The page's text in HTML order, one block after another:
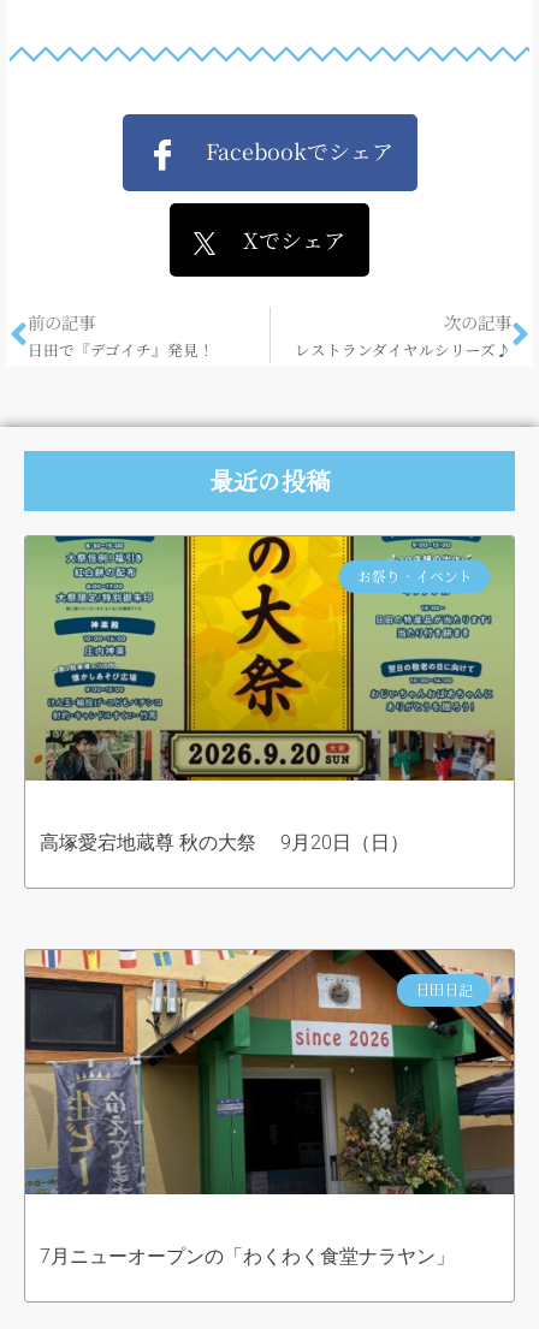
Facebookでシェア
Xでシェア
前の記事
日田で『デゴイチ』発見！
次の記事
レストランダイヤルシリーズ♪
最近の投稿
お祭り・イベント
高塚愛宕地蔵尊 秋の大祭 9月20日（日）
日田日記
7月ニューオープンの「わくわく食堂ナラヤン」